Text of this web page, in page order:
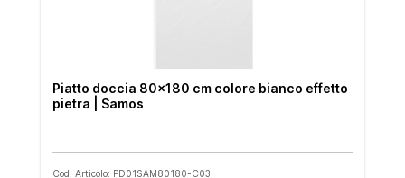
Piatto doccia 80x180 cm colore bianco effetto
pietra | Samos
Cod. Articolo: PD01SAM80180-C03